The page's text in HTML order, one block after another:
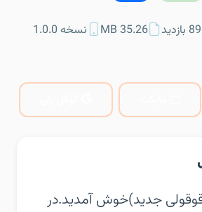
35.26 MB نسخه 1.0.0
جدید)خوش آمدید.‏در